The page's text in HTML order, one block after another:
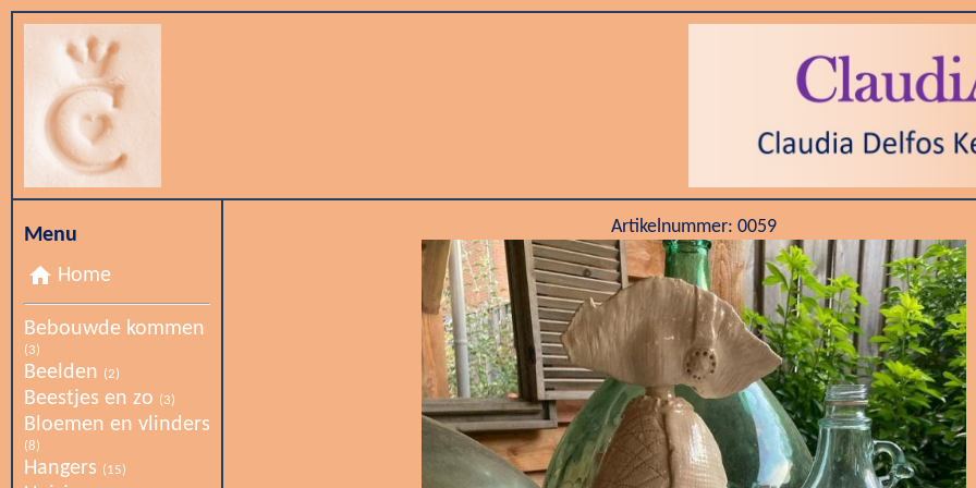
Menu
home Home
Bebouwde kommen
(3)
Beelden (2)
Beestjes en zo (3)
Bloemen en vlinders
(8)
Hangers (15)
Artikelnummer: 0059